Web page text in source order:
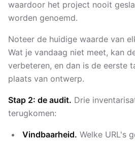
waardoor het project nooit
worden genoemd.
Noteer de huidige waarde van
Wat je vandaag niet meet, kan
verbeteren, en dan is de eerste
plaats van ontwerp.
Stap 2: de audit. Drie
terugkomen:
Vindbaarheid. Welke URL's